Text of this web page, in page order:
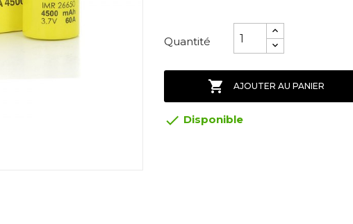
Quantité
 AJOUTER AU PANIER
 Disponible